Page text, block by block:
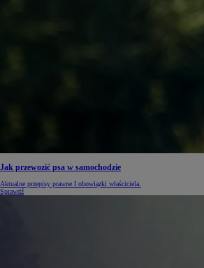
Jak przewozić psa w samochodzie
Aktualne przepisy prawne I obowiązki właściciela.
Sprawdź